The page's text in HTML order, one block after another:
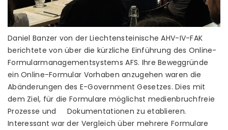
Daniel Banzer von der Liechtensteinische AHV-IV-FAK
berichtete von über die kürzliche Einführung des Online-
Formularmanagementsystems AFS. Ihre Beweggründe
ein Online-Formular Vorhaben anzugehen waren die
Abänderungen des E-Government Gesetzes. Dies mit
dem Ziel, für die Formulare möglichst medienbruchfreie
Prozesse und Dokumentationen zu etablieren.
Interessant war der Vergleich über mehrere Formulare